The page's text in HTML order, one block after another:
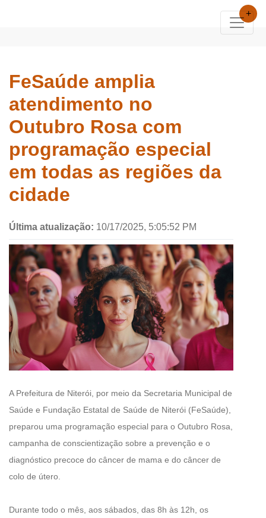
+
FeSaúde amplia
atendimento no
Outubro Rosa com
programação especial
em todas as regiões da
cidade
Última atualização: 10/17/2025, 5:05:52 PM
A Prefeitura de Niterói, por meio da Secretaria Municipal de
Saúde e Fundação Estatal de Saúde de Niterói (FeSaúde),
preparou uma programação especial para o Outubro Rosa,
campanha de conscientização sobre a prevenção e o
diagnóstico precoce do câncer de mama e do câncer de
colo de útero.
Durante todo o mês, aos sábados, das 8h às 12h, os